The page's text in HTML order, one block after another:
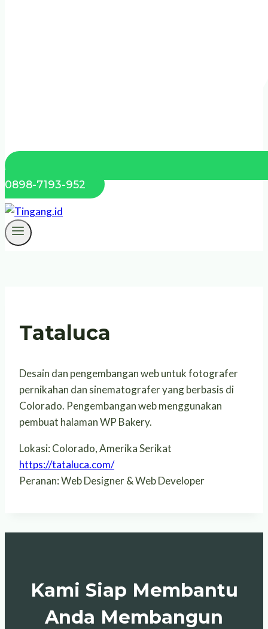
0898-7193-952
Tataluca
Desain dan pengembangan web untuk fotografer
pernikahan dan sinematografer yang berbasis di
Colorado. Pengembangan web menggunakan
pembuat halaman WP Bakery.
Lokasi: Colorado, Amerika Serikat
https://tataluca.com/
Peranan: Web Designer & Web Developer
Kami Siap Membantu
Anda Membangun